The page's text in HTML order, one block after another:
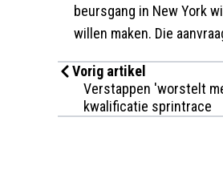
beursgang in New York
willen maken. Die
Vorig artikel
Verstappen 'worstelt
kwalificatie sprintrace